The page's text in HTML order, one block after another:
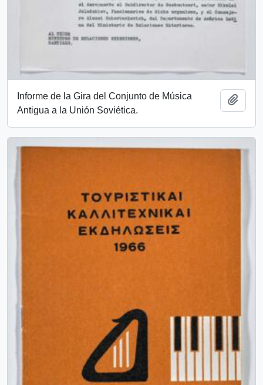
Informe de la Gira del Conjunto de Música
Antigua a la Unión Soviética.